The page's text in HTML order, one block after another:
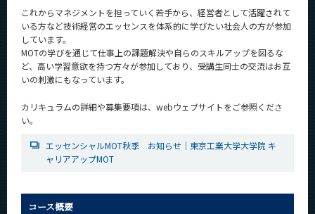
これからマネジメントを担っていく若手から、経営者として活躍されて
いる方など技術経営のエッセンスを体系的に学びたい社会人の方が参加
しています。
MOTの学びを通じて仕事上の課題解決や自らのスキルアップを図るな
ど、高い学習意欲を持つ方々が参加しており、受講生同士の交流はお互
いの刺激にもなっています。
カリキュラムの詳細や募集要項は、webウェブサイトをご参照くださ
い。
エッセンシャルMOT秋季 お知らせ｜東京工業大学大学院 キ
ャリアアップMOT
コース概要
月別
イベントカレンダー
Event Calendar
系詳細情報